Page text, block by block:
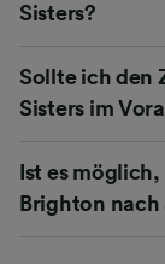
Sisters?
Sollte ich den
Sisters im
Ist es
Brighton nach